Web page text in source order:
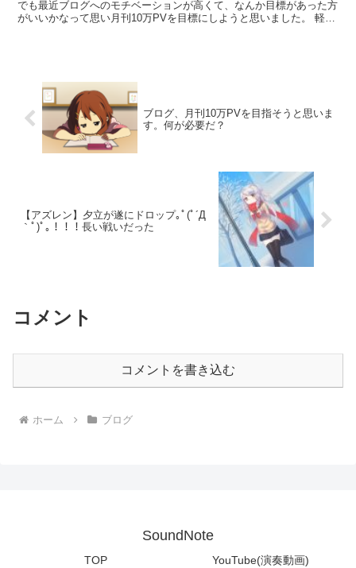
でも最近ブログへのモチベーションが高くて、なんか目標があった方
がいいかなって思い月刊10万PVを目標にしようと思いました。 軽い
ブログ、月刊10万PVを目指そうと思いま
す。何が必要だ？
【アズレン】夕立が遂にドロップ｡ﾟ(ﾟ´Д
｀ﾟ)ﾟ｡！！！長い戦いだった
コメント
コメントを書き込む
ホーム ブログ
SoundNote
TOP
YouTube(演奏動画)